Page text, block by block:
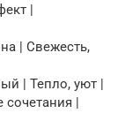
|
| Свежесть,
| Тепло, уют |
сочетания |